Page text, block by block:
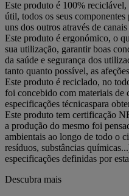
Este produto é 100%
útil, todos os seus
uns dos outros através de
Este produto é ergonómico, o
sua utilização, garantir boas
da saúde e segurança dos
tanto quanto possível, as
Este produto é reciclado, no
foi concebido com materiais de
especificações técnicaspara
Este produto tem certificação
a produção do mesmo foi
ambientais ao longo de todo o
resíduos, substâncias
especificações definidas por
Descubra mais